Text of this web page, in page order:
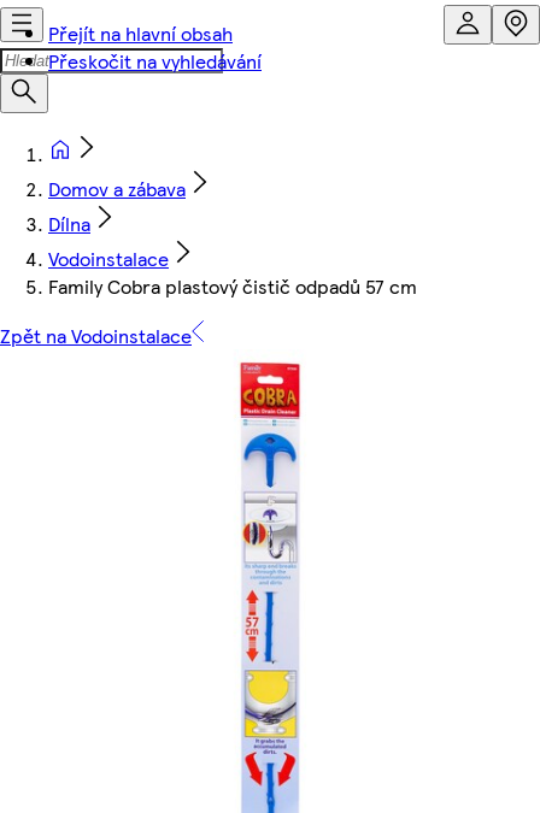
Přejít na hlavní obsah
Přeskočit na vyhledávání
Domov a zábava
Dílna
Vodoinstalace
Family Cobra plastový čistič odpadů 57 cm
Zpět na Vodoinstalace